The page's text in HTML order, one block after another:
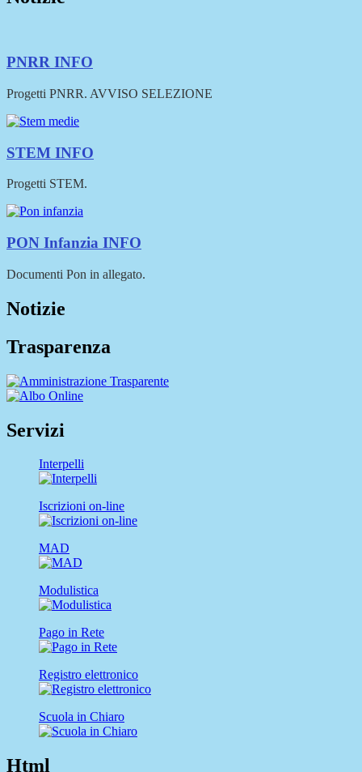
PNRR INFO
Progetti PNRR. AVVISO SELEZIONE
STEM INFO
Progetti STEM.
PON Infanzia INFO
Documenti Pon in allegato.
Notizie
Trasparenza
Servizi
Interpelli
Iscrizioni on-line
MAD
Modulistica
Pago in Rete
Registro elettronico
Scuola in Chiaro
Html